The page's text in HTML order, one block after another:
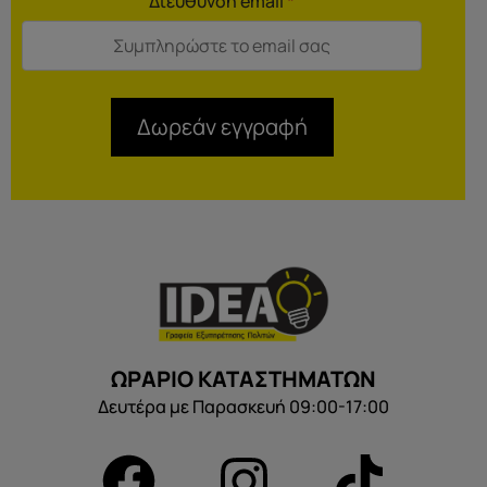
Δωρεάν εγγραφή
ΩΡΑΡΙΟ ΚΑΤΑΣΤΗΜΑΤΩΝ
Δευτέρα με Παρασκευή 09:00-17:00